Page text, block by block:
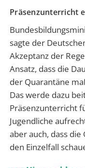
Präsenzunterricht
sagte der
Akzeptanz der
Ansatz, dass die
der Quarantäne
Das werde dazu
Präsenzunterricht
Jugendliche
aber auch, dass
den Einzelfall